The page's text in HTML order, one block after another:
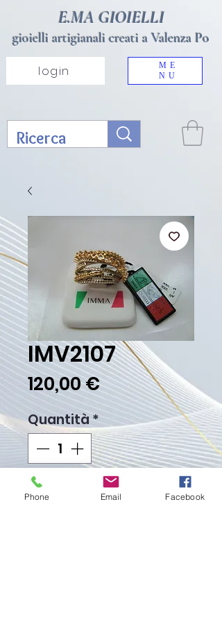
ME
NU
E.MA GIOIELLI
gioielli artigianali creati a Valenza Po
login
IMV2107
120,00 €Prezzo
Quantità *
Aggiungi al carrello
Phone Email Facebook